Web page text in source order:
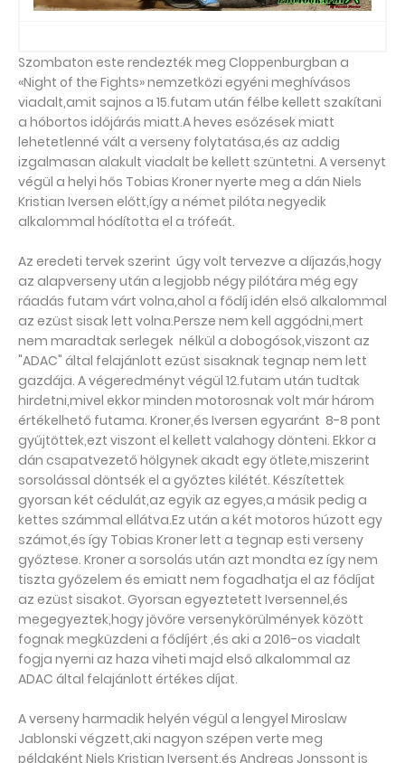
Szombaton este rendezték meg Cloppenburgban a
«Night of the Fights» nemzetközi egyéni meghívásos
viadalt,amit sajnos a 15.futam után félbe kellett szakítani
a hóbortos időjárás miatt.A heves esőzések miatt
lehetetlenné vált a verseny folytatása,és az addig
izgalmasan alakult viadalt be kellett szüntetni. A versenyt
végül a helyi hős Tobias Kroner nyerte meg a dán Niels
Kristian Iversen előtt,így a német pilóta negyedik
alkalommal hódította el a trófeát.
Az eredeti tervek szerint úgy volt tervezve a díjazás,hogy
az alapverseny után a legjobb négy pilótára még egy
ráadás futam várt volna,ahol a fődíj idén első alkalommal
az ezüst sisak lett volna.Persze nem kell aggódni,mert
nem maradtak serlegek nélkül a dobogósok,viszont az
"ADAC" által felajánlott ezüst sisaknak tegnap nem lett
gazdája. A végeredményt végül 12.futam után tudtak
hirdetni,mivel ekkor minden motorosnak volt már három
értékelhető futama. Kroner,és Iversen egyaránt 8-8 pont
gyűjtöttek,ezt viszont el kellett valahogy dönteni. Ekkor a
dán csapatvezető hölgynek akadt egy ötlete,miszerint
sorsolással döntsék el a győztes kilétét. Készítettek
gyorsan két cédulát,az egyik az egyes,a másik pedig a
kettes számmal ellátva.Ez után a két motoros húzott egy
számot,és így Tobias Kroner lett a tegnap esti verseny
győztese. Kroner a sorsolás után azt mondta ez így nem
tiszta győzelem és emiatt nem fogadhatja el az fődíjat
az ezüst sisakot. Gyorsan egyeztetett Iversennel,és
megegyeztek,hogy jövőre versenykörülmények között
fognak megküzdeni a fődíjért ,és aki a 2016-os viadalt
fogja nyerni az haza viheti majd első alkalommal az
ADAC által felajánlott értékes díjat.
A verseny harmadik helyén végül a lengyel Miroslaw
Jablonski végzett,aki nagyon szépen verte meg
példaként Niels Kristian Iversent,és Andreas Jonssont is